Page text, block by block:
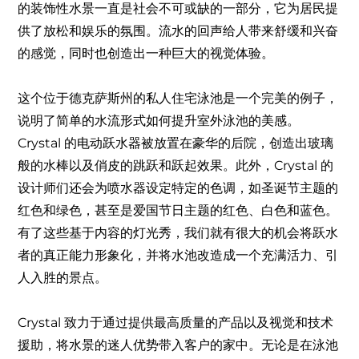
的装饰性水景一直是社会不可或缺的一部分，它为居民提
供了放松和娱乐的氛围。流水的回声给人带来舒缓和兴奋
的感觉，同时也创造出一种巨大的视觉体验。
这个位于德克萨斯州的私人住宅泳池是一个完美的例子，
说明了简单的水流形式如何提升室外泳池的美感。
Crystal 的电动跃水器被放置在豪华的后院，创造出玻璃
般的水棒以及俏皮的跳跃和跃起效果。此外，Crystal 的
设计师们还会为喷水器设定特定的色调，如圣诞节主题的
红色和绿色，甚至是爱国节日主题的红色、白色和蓝色。
有了这些基于内容的灯光秀，我们就有很大的机会将跃水
者的真正能力形象化，并将水池改造成一个充满活力、引
人入胜的景点。
Crystal 致力于通过提供最高质量的产品以及视觉和技术
援助，将水景的迷人优势带入客户的家中。无论是在泳池